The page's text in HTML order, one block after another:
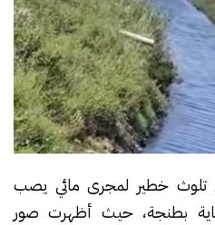
خطير لمجرى مائي يصب
بطنجة، حيث أظهرت صور